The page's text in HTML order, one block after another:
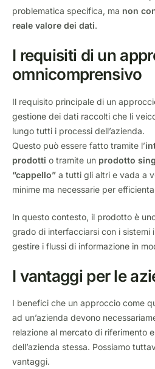
problematica specifica, ma non
reale valore dei dati.
I requisiti di un
omnicomprensivo
Il requisito principale di un
gestione dei dati raccolti che li
lungo tutti i processi dell’azienda.
Questo può essere fatto tramite l’
prodotti o tramite un prodotto
“cappello” a tutti gli altri e vada a
minime ma necessarie per
In questo contesto, il prodotto è
grado di interfacciarsi con i sistemi
gestire i flussi di informazione in
I vantaggi per le
I benefici che un approccio come
ad un’azienda devono
relazione al mercato di riferimento
dell’azienda stessa. Possiamo
vantaggi.